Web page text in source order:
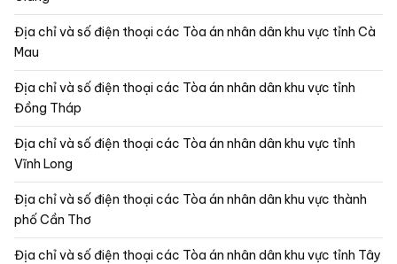
Địa chỉ và số điện thoại các Tòa án nhân dân khu vực tỉnh Cà
Mau
Địa chỉ và số điện thoại các Tòa án nhân dân khu vực tỉnh
Đồng Tháp
Địa chỉ và số điện thoại các Tòa án nhân dân khu vực tỉnh
Vĩnh Long
Địa chỉ và số điện thoại các Tòa án nhân dân khu vực thành
phố Cần Thơ
Địa chỉ và số điện thoại các Tòa án nhân dân khu vực tỉnh Tây